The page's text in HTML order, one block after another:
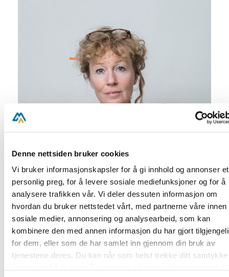
Denne nettsiden bruker cookies
Vi bruker informasjonskapsler for å gi innhold og annonser et
personlig preg, for å levere sosiale mediefunksjoner og for å
analysere trafikken vår. Vi deler dessuten informasjon om
hvordan du bruker nettstedet vårt, med partnerne våre innen
sosiale medier, annonsering og analysearbeid, som kan
kombinere den med annen informasjon du har gjort
for dem, eller som de har samlet inn gjennom din bruk av
tjenestene deres. Du kan når som helst trekke ditt